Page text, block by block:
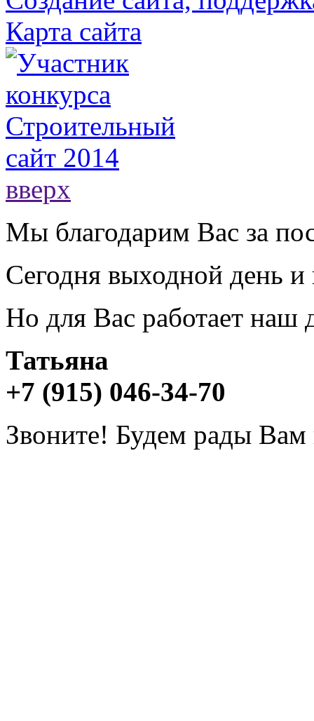
Карта сайта
вверх
Мы благодарим Вас за
Сегодня выходной день
Но для Вас работает
Татьяна
+7 (915) 046-34-70
Звоните! Будем рады